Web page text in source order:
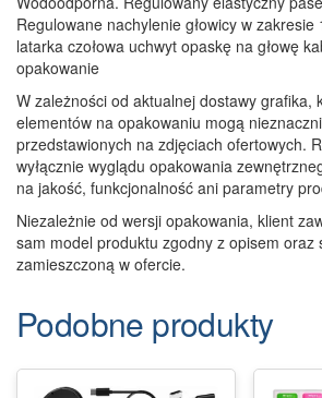
Regulowane nachylenie głowicy w zakresie
latarka czołowa uchwyt opaskę na głowę
opakowanie
W zależności od aktualnej dostawy grafika,
elementów na opakowaniu mogą
przedstawionych na zdjęciach ofertowych.
wyłącznie wyglądu opakowania
na jakość, funkcjonalność ani parametry
Niezależnie od wersji opakowania, klient
sam model produktu zgodny z opisem oraz
zamieszczoną w ofercie.
Podobne produkty